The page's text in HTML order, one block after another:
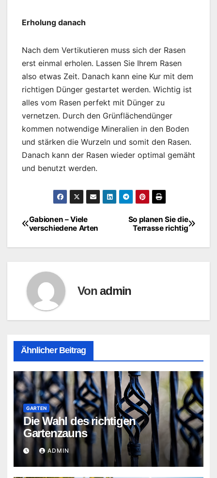
Erholung danach
Nach dem Vertikutieren muss sich der Rasen
erst einmal erholen. Lassen Sie Ihrem Rasen
also etwas Zeit. Danach kann eine Kur mit dem
richtigen Dünger gestartet werden. Wichtig ist
alles vom Rasen perfekt mit Dünger zu
vernetzen. Durch den Grünflächendünger
kommen notwendige Mineralien in den Boden
und stärken die Wurzeln und somit den Rasen.
Danach kann der Rasen wieder optimal gemäht
und benutzt werden.
BeitragsnavigationSo planen Sie die
Terrasse richtig
Gabionen – Viele
verschiedene Arten
Vonadmin
Ähnlicher Beitrag
GARTEN
Die Wahl des richtigen
Gartenzauns
ADMIN